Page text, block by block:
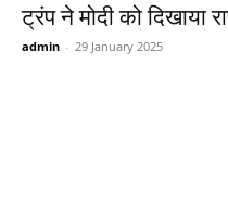
ट्रंप ने मोदी को दिखाया
admin - 29 January 2025